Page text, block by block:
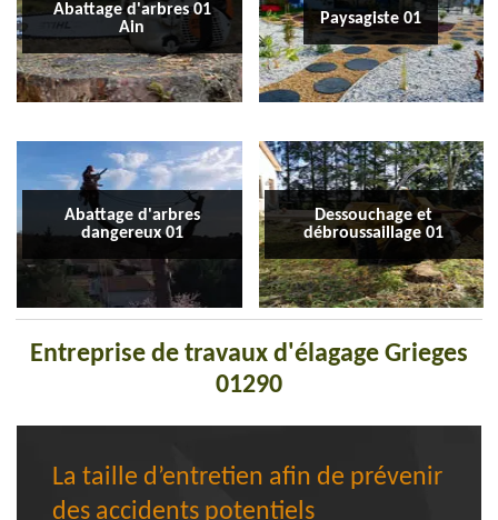
Abattage d'arbres 01
Ain
Paysagiste 01
Abattage d'arbres
dangereux 01
Dessouchage et
débroussaillage 01
Entreprise de travaux d'élagage Grieges
01290
La taille d’entretien afin de prévenir
des accidents potentiels